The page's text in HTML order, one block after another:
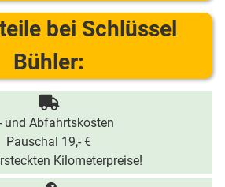
bei Schlüssel
Bühler:
und Abfahrtskosten
Pauschal 19,- €
Kilometerpreise!